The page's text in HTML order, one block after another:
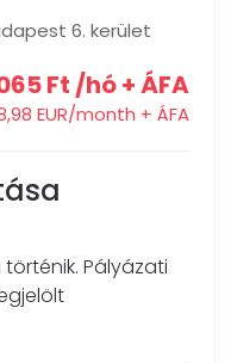
6. kerület
Ft /hó + ÁFA
EUR/month + ÁFA
Pályázati